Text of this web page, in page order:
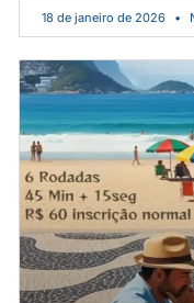
18 de janeiro de 2026